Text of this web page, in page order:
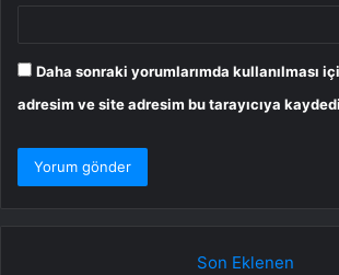
Daha sonraki yorumlarımda kullanılması
adresim ve site adresim bu tarayıcıya
Son Eklenen